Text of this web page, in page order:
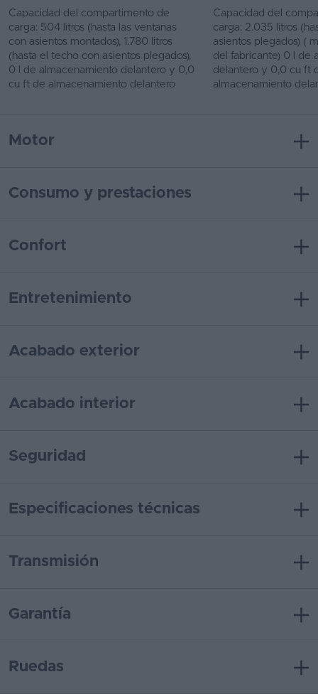
Capacidad del compartimento de
carga: 504 litros (hasta las ventanas
con asientos montados), 1.780 litros
(hasta el techo con asientos plegados),
0 l de almacenamiento delantero y 0,0
cu ft de almacenamiento delantero
Capacidad del
carga: 2.035 litros
asientos plegados) (
del fabricante) 0 l de
delantero y 0,0 cu ft
almacenamiento
Motor
Consumo y prestaciones
Confort
Entretenimiento
Acabado exterior
Acabado interior
Seguridad
Especificaciones técnicas
Transmisión
Garantía
Ruedas